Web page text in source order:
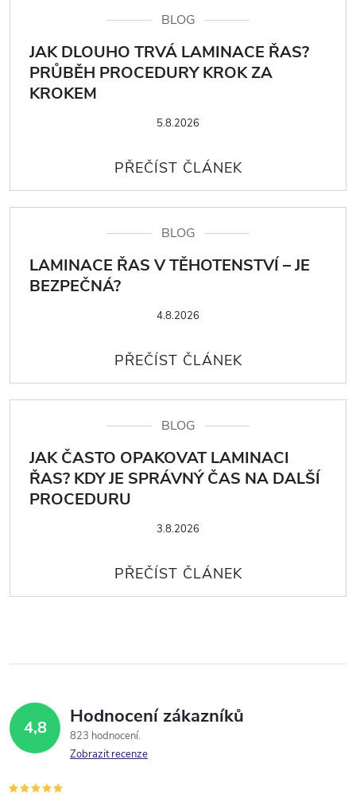
BLOG
JAK DLOUHO TRVÁ LAMINACE ŘAS?
PRŮBĚH PROCEDURY KROK ZA
KROKEM
5.8.2026
BLOG
LAMINACE ŘAS V TĚHOTENSTVÍ – JE
BEZPEČNÁ?
4.8.2026
BLOG
JAK ČASTO OPAKOVAT LAMINACI
ŘAS? KDY JE SPRÁVNÝ ČAS NA DALŠÍ
PROCEDURU
3.8.2026
4,8 Hodnocení zákazníků
823 hodnocení
Zobrazit recenze